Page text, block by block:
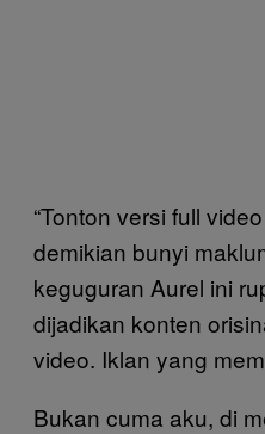
“Tonton versi full
demikian bunyi
keguguran Aurel ini
dijadikan konten
video. Iklan yang
Bukan cuma aku, di